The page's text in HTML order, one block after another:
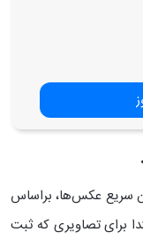
سریع عکس‌ها، براساس
برای تصاویری که ثبت